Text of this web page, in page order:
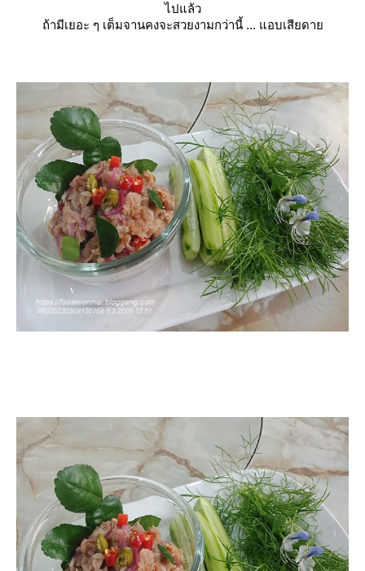
ไปแล้ว
ถ้ามีเยอะ ๆ เต็มจานคงจะสวยงามกว่านี้ ... แอบเสียดา